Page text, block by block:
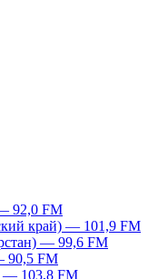
92,0 FM
край) — 101,9 FM
— 99,6 FM
90,5 FM
— 103,8 FM